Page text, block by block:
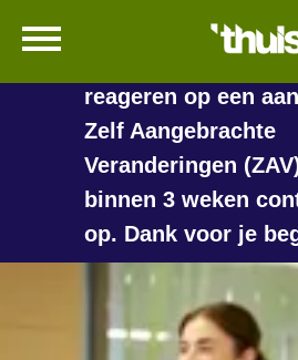
Naar hoofdinhoud
Naar hoofdnavigatiemenu
Naar zoeken
Naar de
Ga naar Hoofd
langer duren
reageren op een
Zelf Aangebrachte
Veranderingen
binnen 3 weken
op. Dank voor je